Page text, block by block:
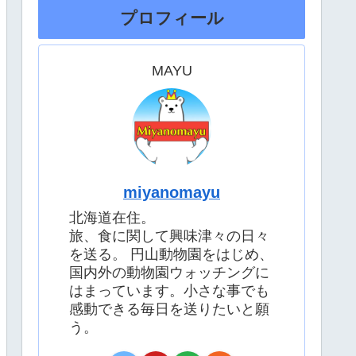
プロフィール
MAYU
miyanomayu
北海道在住。
旅、食に関して興味津々の日々
を送る。 円山動物園をはじめ、
国内外の動物園ウォッチングに
はまっています。小さな事でも
感動できる毎日を送りたいと願
う。